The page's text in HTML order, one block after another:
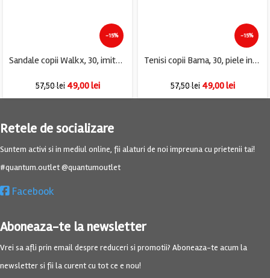
-15%
Sandale copii Walkx, 30, imitatie de piele, material textil, gri
57,50lei 49,00lei
-15%
Tenisi copii Bama, 30, piele intoarsa, bleumarin
57,50lei 49,00lei
Retele de socializare
Suntem activi si in mediul online, fii alaturi de noi impreuna cu prietenii tai!
#quantum.outlet @quantumoutlet
Facebook
Aboneaza-te la newsletter
Vrei sa afli prin email despre reduceri si promotii? Aboneaza-te acum la
newsletter si fii la curent cu tot ce e nou!